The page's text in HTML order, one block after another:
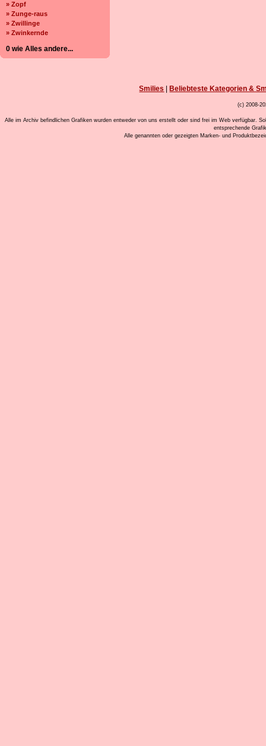
» Zopf
» Zunge-raus
» Zwillinge
» Zwinkernde
0 wie Alles andere...
Smilies Beliebteste Kategorien &
(c) 2008-
Alle im Archiv befindlichen Grafiken wurden entweder von uns erstellt oder sind frei im Web verfügbar.
entsprechende
Alle genannten oder gezeigten Marken- und